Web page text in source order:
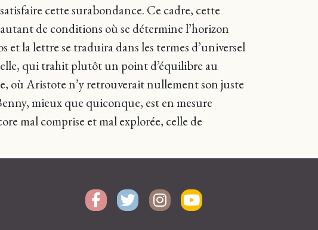
cette surabondance. Ce cadre, cette
de conditions où se détermine l’horizon
et la lettre se traduira dans les termes d’universel
qui trahit plutôt un point d’équilibre au
où Aristote n’y retrouverait nullement son juste
mieux que quiconque, est en mesure
mal comprise et mal explorée, celle de